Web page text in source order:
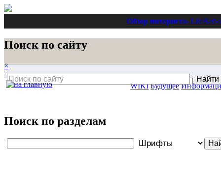
Обзор интернета- LiteВеб-
Поиск по сайту
×
Поиск по разделам
WIKI Будущее